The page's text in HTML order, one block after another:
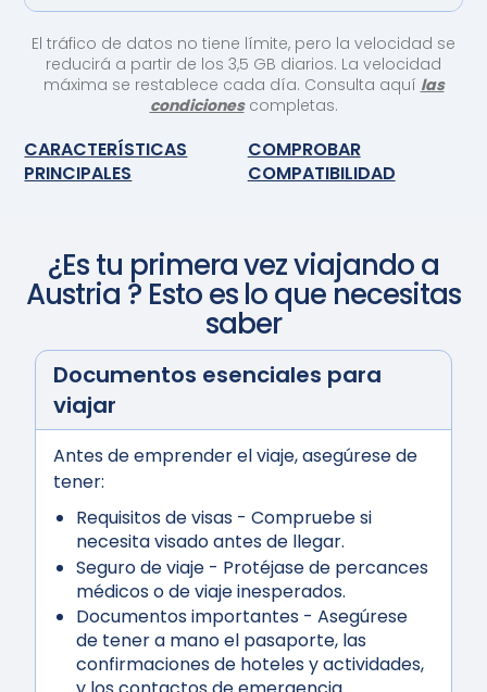
El tráfico de datos no tiene límite, pero la velocidad se
reducirá a partir de los 3,5 GB diarios. La velocidad
máxima se restablece cada día. Consulta aquí las
condicionescompletas.
CARACTERÍSTICAS
PRINCIPALES
COMPROBAR
COMPATIBILIDAD
¿Es tu primera vez viajando a
Austria ? Esto es lo que necesitas
saber
Documentos esenciales para
viajar
Antes de emprender el viaje, asegúrese de
tener:
Requisitos de visas - Compruebe si
necesita visado antes de llegar.
Seguro de viaje - Protéjase de percances
médicos o de viaje inesperados.
Documentos importantes - Asegúrese
de tener a mano el pasaporte, las
confirmaciones de hoteles y actividades,